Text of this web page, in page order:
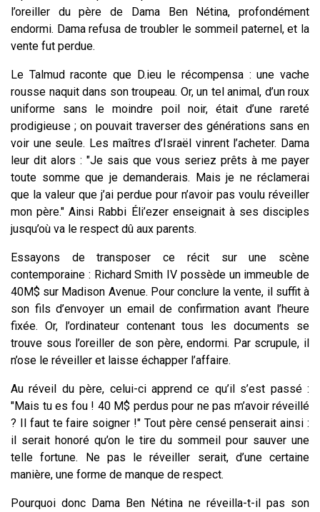
l’oreiller du père de Dama Ben Nétina, profondément
endormi. Dama refusa de troubler le sommeil paternel, et la
vente fut perdue.
Le Talmud raconte que D.ieu le récompensa : une vache
rousse naquit dans son troupeau. Or, un tel animal, d’un roux
uniforme sans le moindre poil noir, était d’une rareté
prodigieuse ; on pouvait traverser des générations sans en
voir une seule. Les maîtres d’Israël vinrent l’acheter. Dama
leur dit alors : "Je sais que vous seriez prêts à me payer
toute somme que je demanderais. Mais je ne réclamerai
que la valeur que j’ai perdue pour n’avoir pas voulu réveiller
mon père." Ainsi Rabbi Éli’ezer enseignait à ses disciples
jusqu’où va le respect dû aux parents.
Essayons de transposer ce récit sur une scène
contemporaine : Richard Smith IV possède un immeuble de
40M$ sur Madison Avenue. Pour conclure la vente, il suffit à
son fils d’envoyer un email de confirmation avant l’heure
fixée. Or, l’ordinateur contenant tous les documents se
trouve sous l’oreiller de son père, endormi. Par scrupule, il
n’ose le réveiller et laisse échapper l’affaire.
Au réveil du père, celui-ci apprend ce qu’il s’est passé :
"Mais tu es fou ! 40 M$ perdus pour ne pas m’avoir réveillé
? Il faut te faire soigner !" Tout père censé penserait ainsi :
il serait honoré qu’on le tire du sommeil pour sauver une
telle fortune. Ne pas le réveiller serait, d’une certaine
manière, une forme de manque de respect.
Pourquoi donc Dama Ben Nétina ne réveilla-t-il pas son